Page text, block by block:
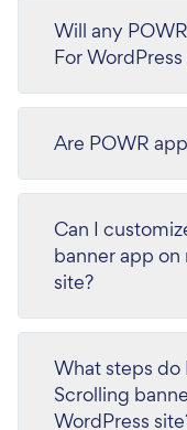
Will any
For
Are POWR
Can I
banner app on
site?
What steps
Scrolling
WordPress